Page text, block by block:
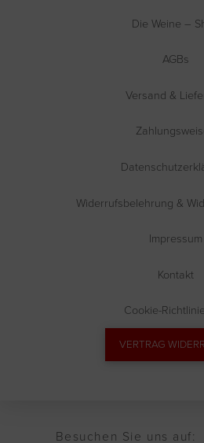
Die Weine –
AGBs
Versand &
Widerrufsbelehrung &
Impressum
Kontakt
Cookie-
VERTRAG
Besuchen Sie uns auf: